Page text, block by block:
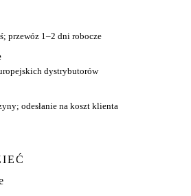
przewóz 1–2 dni robocze
dystrybutorów
odesłanie na koszt klienta